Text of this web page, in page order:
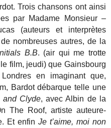
Trois chansons ont ainsi
par Madame Monsieur –
(auteurs et interprètes
nombreuses autres, de la
B.B. (air qui me trotte
film, jeudi) que Gainsbourg
en imaginant que,
Bardot débarque telle une
and Clyde, avec Albin de la
The Roof, artiste auteure-
Et enfin Je t’aime, moi non